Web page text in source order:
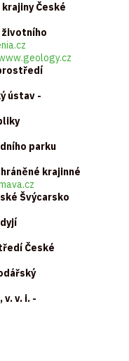
České
životního
ústav -
parku
krajinné
Švýcarsko
České
v. i. -